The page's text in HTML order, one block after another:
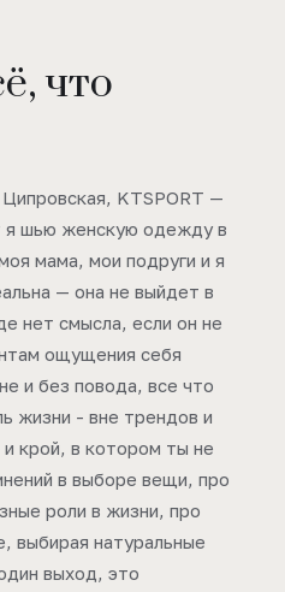
что
KTSPORT —
я шью женскую одежду в
мама, мои подруги и я
— она не выйдет в
нет смысла, если он не
ощущения себя
и без повода, все что
жизни - вне трендов и
крой, в котором ты не
в выборе вещи, про
роли в жизни, про
выбирая натуральные
выход, это